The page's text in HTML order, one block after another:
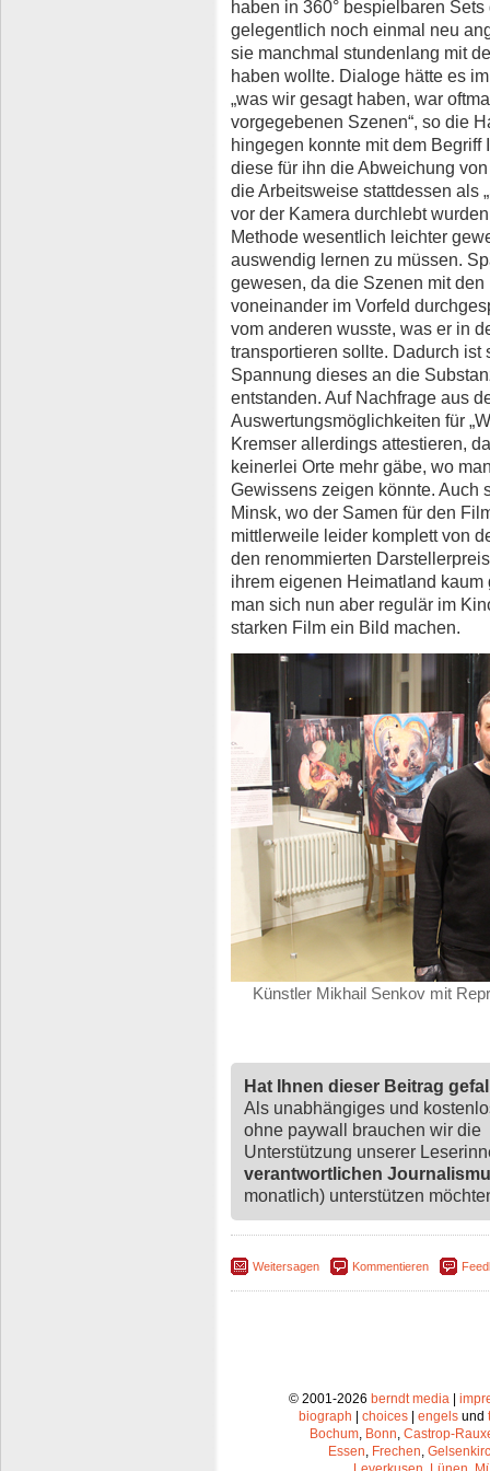
haben in 360° bespielbaren
gelegentlich noch einmal neu
sie manchmal stundenlang mit
haben wollte. Dialoge hätte es
„was wir gesagt haben, war
vorgegebenen Szenen“, so die
hingegen konnte mit dem
diese für ihn die Abweichung
die Arbeitsweise stattdessen als
vor der Kamera durchlebt
Methode wesentlich leichter
auswendig lernen zu müssen.
gewesen, da die Szenen mit
voneinander im Vorfeld
vom anderen wusste, was er in
transportieren sollte. Dadurch
Spannung dieses an die
entstanden. Auf Nachfrage aus
Auswertungsmöglichkeiten für
Kremser allerdings attestieren,
keinerlei Orte mehr gäbe, wo
Gewissens zeigen könnte. Auch
Minsk, wo der Samen für den
mittlerweile leider komplett von
den renommierten
ihrem eigenen Heimatland
man sich nun aber regulär im
starken Film ein Bild machen.
Künstler Mikhail Senkov mit
Hat Ihnen dieser Beitrag
Als unabhängiges und
ohne paywall brauchen wir die
Unterstützung unserer
verantwortlichen
monatlich) unterstützen
Weitersagen Kommentieren
© 2001-2026 berndt media |
biograph | choices | engels und
Bochum Bonn Castrop-
Essen Frechen